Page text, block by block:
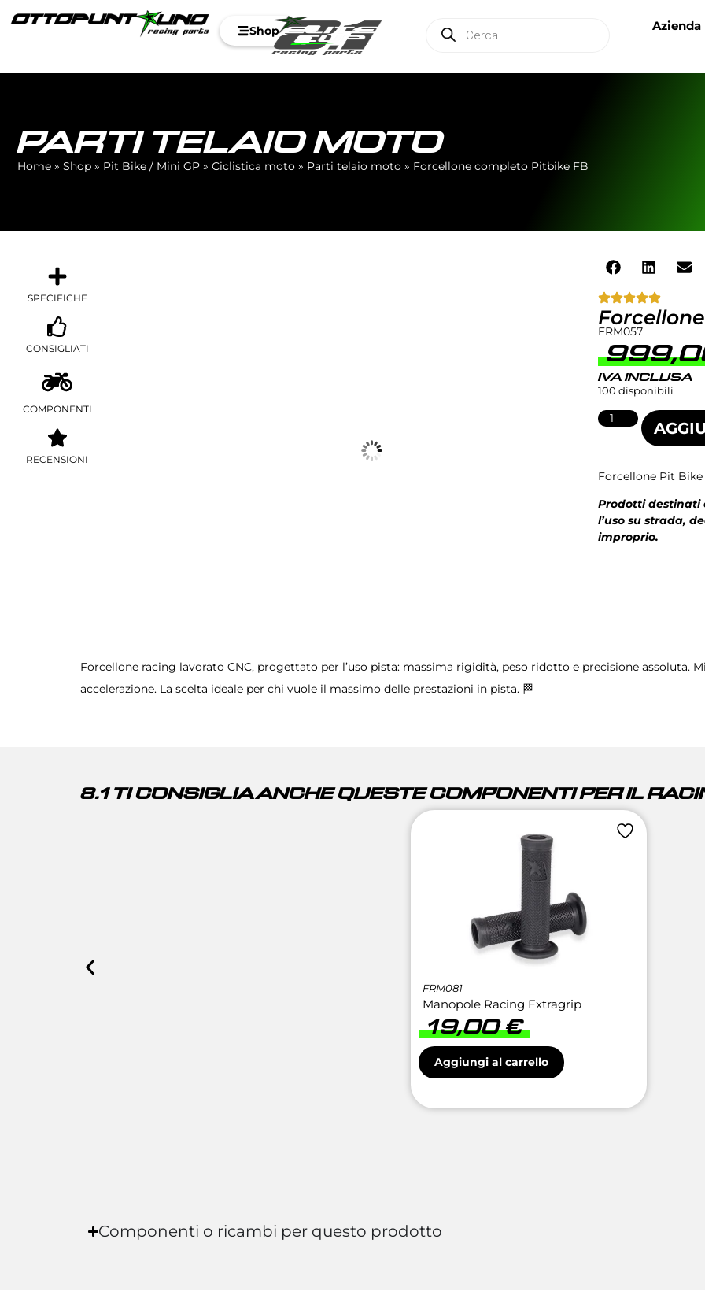
Shop Azienda
PARTI TELAIO MOTO
Home » Shop » Pit Bike / Mini GP » Ciclistica moto » Parti telaio moto » Forcellone completo Pitbike FB
SPECIFICHE
CONSIGLIATI
COMPONENTI
RECENSIONI
FRM057
IVA INCLUSA
100 disponibili
Forcellone Pit
Prodotti destinati
l’uso su strada,
improprio.
Forcellone racing lavorato CNC, progettato per l’uso pista: massima rigidità, peso ridotto e precisione assoluta.
8.1 TI CONSIGLIA ANCHE QUESTE COMPONENTI PER IL
FRM081
Manopole Racing Extragrip
19,00€
Aggiungi al carrello
Componenti o ricambi per questo prodotto